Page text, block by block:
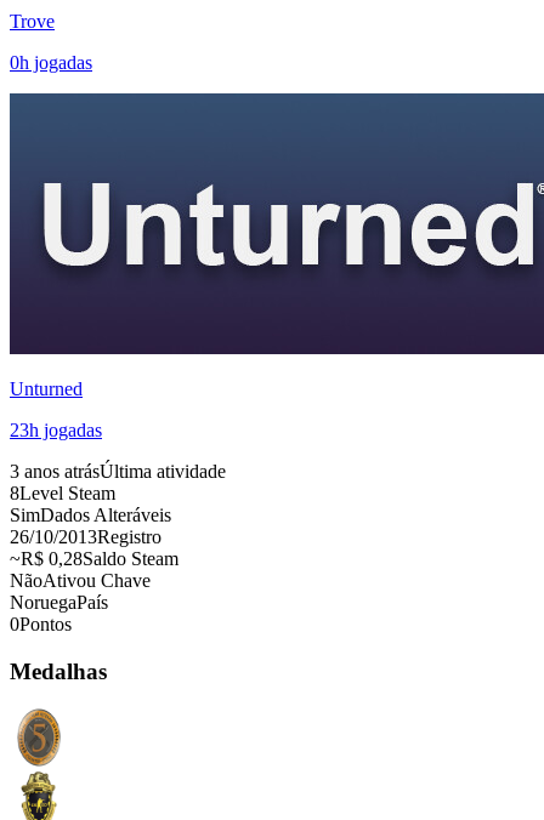
Trove
0h jogadas
Unturned
23h jogadas
3 anos atrásÚltima atividade
8Level Steam
SimDados Alteráveis
26/10/2013Registro
~R$ 0,28Saldo Steam
NãoAtivou Chave
NoruegaPaís
0Pontos
Medalhas